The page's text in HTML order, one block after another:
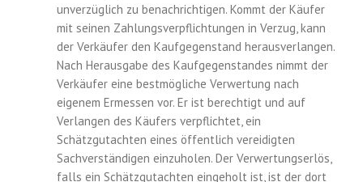
unverzüglich zu benachrichtigen. Kommt der Käufer
mit seinen Zahlungsverpflichtungen in Verzug, kann
der Verkäufer den Kaufgegenstand herausverlangen.
Nach Herausgabe des Kaufgegenstandes nimmt der
Verkäufer eine bestmögliche Verwertung nach
eigenem Ermessen vor. Er ist berechtigt und auf
Verlangen des Käufers verpflichtet, ein
Schätzgutachten eines öffentlich vereidigten
Sachverständigen einzuholen. Der Verwertungserlös,
falls ein Schätzgutachten eingeholt ist, ist der dort